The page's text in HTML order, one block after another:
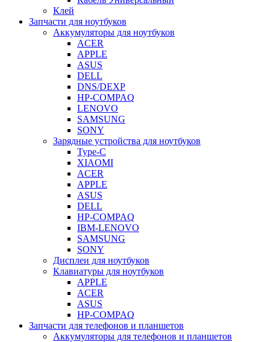
Клей
Запчасти для ноутбуков
Аккумуляторы для ноутбуков
ACER
APPLE
ASUS
DELL
DNS/DEXP
HP-COMPAQ
LENOVO
SAMSUNG
SONY
Зарядные устройства для ноутбуков
Type-C
XIAOMI
ACER
APPLE
ASUS
DELL
HP-COMPAQ
IBM-LENOVO
SAMSUNG
SONY
Дисплеи для ноутбуков
Клавиатуры для ноутбуков
APPLE
ACER
ASUS
HP-COMPAQ
Запчасти для телефонов и планшетов
Аккумуляторы для телефонов и планшетов